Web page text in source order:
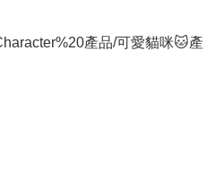
產品/可愛貓咪🐱產